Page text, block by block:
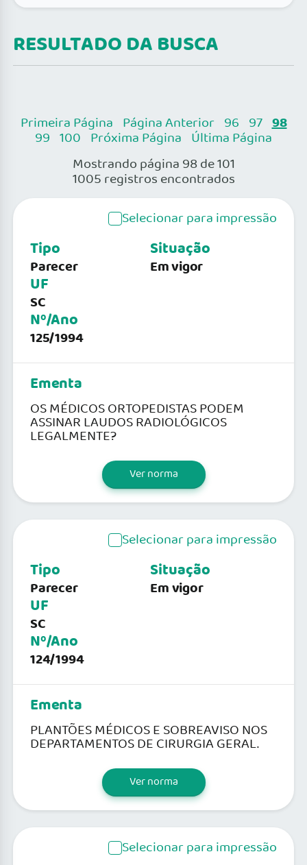
RESULTADO DA BUSCA
Primeira Página Página Anterior 96 97 98
99 100 Próxima Página Última Página
Mostrando página 98 de 101
1005 registros encontrados
Selecionar para impressão
Tipo
Parecer
UF
SC
Nº/Ano
125/1994
Situação
Em vigor
Ementa
OS MÉDICOS ORTOPEDISTAS PODEM
ASSINAR LAUDOS RADIOLÓGICOS
LEGALMENTE?
Ver norma
Selecionar para impressão
Tipo
Parecer
UF
SC
Nº/Ano
124/1994
Situação
Em vigor
Ementa
PLANTÕES MÉDICOS E SOBREAVISO NOS
DEPARTAMENTOS DE CIRURGIA GERAL.
Ver norma
Selecionar para impressão